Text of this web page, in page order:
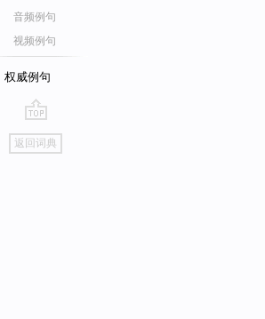
音频例句
视频例句
权威例句
go
top
返回词典